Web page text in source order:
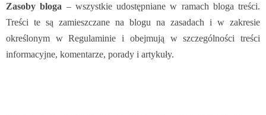
Zasoby bloga – wszystkie udostępniane w ramach bloga treści.
Treści te są zamieszczane na blogu na zasadach i w zakresie
określonym w Regulaminie i obejmują w szczególności treści
informacyjne, komentarze, porady i artykuły.